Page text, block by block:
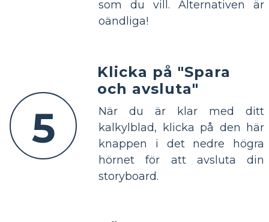
som du vill. Alternativen är
oändliga!
5
Klicka på "Spara
och avsluta"
När du är klar med ditt
kalkylblad, klicka på den här
knappen i det nedre högra
hörnet för att avsluta din
storyboard.